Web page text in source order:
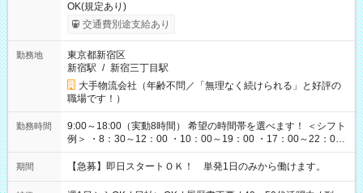
OK(規定あり)
交通費別途支給あり
勤務地
東京都新宿区
新宿駅 / 新宿三丁目駅
大手物流会社（年齢不問／「無理なく続けられる」と好評の
職場です！）
勤務時間
9:00～18:00（実動8時間） 希望の時間帯を選べます！ ＜シフト
例＞ ・8：30～12：00 ・10：00～19：00 ・17：00～22：00
・13：00～22：00 ・22：00～翌6：00 など
期間 【急募】即日スタートＯＫ！ 単発1日のみから働けます。